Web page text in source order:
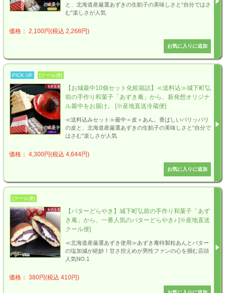
と、北海道産厳選あずきの生餡子の美味しさと“自分ではさ
む”楽しさが人気
価格： 2,100円(税込 2,268円)
PICK UP [クール便]
【お城最中10個セット化粧箱詰】≪送料込≫城下町弘
前の手作り和菓子「あずき庵」から、新発想オリジナ
ル最中をお届け。 [※産地直送冷蔵便]
≪送料込みセット≫最中＝皮＋あん。香ばしいパリッパリ
の皮と、北海道産厳選あずきの生餡子の美味しさと“自分で
はさむ”楽しさが人気
価格： 4,300円(税込 4,644円)
[クール便]
【バターどらやき】城下町弘前の手作り和菓子「あず
き庵」から、一番人気のバターどらやき♪ [※産地直送
クール便]
≪北海道産厳選あずき使用≫あずき庵特製粒あんとバター
の塩加減が絶妙！甘さ控えめが男性ファンの心を掴む店頭
人気NO.1
価格： 380円(税込 410円)